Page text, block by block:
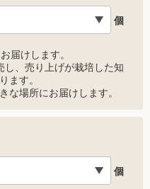
個
届けします。
、売り上げが栽培した知
ます。
な場所にお届けします。
個